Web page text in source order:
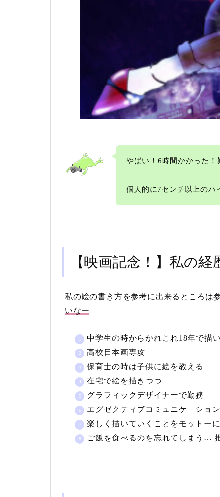
やばい！6時間かかった
個人的に7センチ以上のハ
【映画記念！】私の経
私の絵の書き方を参考に出来るところは
いなー
中学生の時からかれこれ18年で描
高校日本画専攻
保育士の時は子供に絵を教える
在宅で絵を描きつつ
グラフィックデザイナーで勤務
エグゼクティブコミュニケーショ
楽しく描いていくことをモットー
ご飯を食べるのを忘れてしまう…